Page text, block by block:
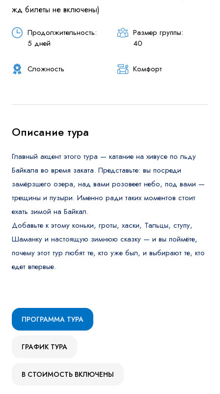
Продолжительность:
5 дней
Размер группы:
40
Сложность Комфорт
Описание тура
Главный акцент этого тура — катание на хивусе по льду
Байкала во время заката. Представьте: вы посреди
замёрзшего озера, над вами розовеет небо, под вами —
трещины и пузыри. Именно ради таких моментов стоит
ехать зимой на Байкал.
Добавьте к этому коньки, гроты, хаски, Тальцы, ступу,
Шаманку и настоящую зимнюю сказку — и вы поймёте,
почему этот тур любят те, кто уже был, и выбирают те, кто
едет впервые.
ПРОГРАММА ТУРА
ГРАФИК ТУРА
В СТОИМОСТЬ ВКЛЮЧЕНЫ